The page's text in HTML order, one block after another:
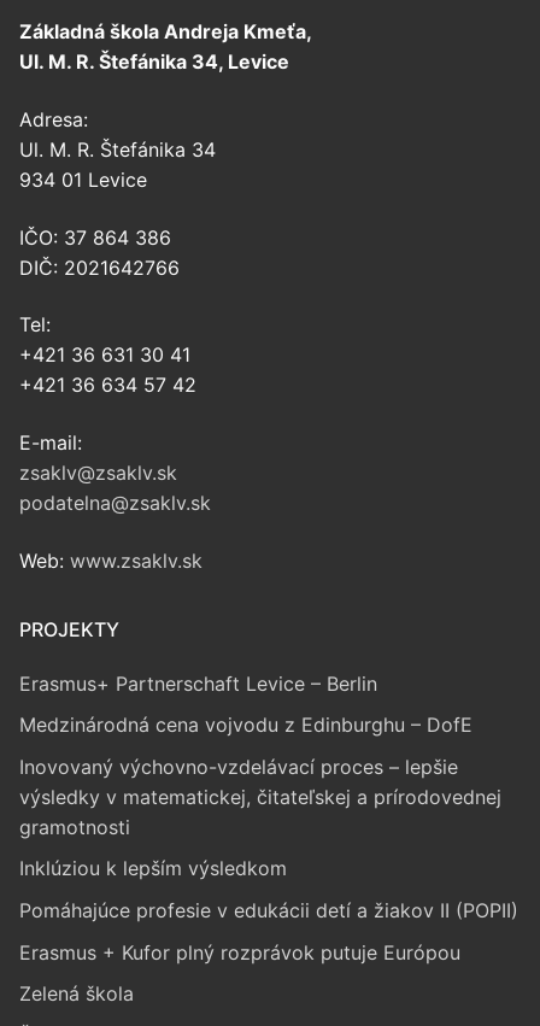
Základná škola Andreja Kmeťa,
Ul. M. R. Štefánika 34, Levice
Adresa:
Ul. M. R. Štefánika 34
934 01 Levice
IČO: 37 864 386
DIČ: 2021642766
Tel:
+421 36 631 30 41
+421 36 634 57 42
E-mail:
zsaklv@zsaklv.sk
podatelna@zsaklv.sk
Web: www.zsaklv.sk
PROJEKTY
Erasmus+ Partnerschaft Levice – Berlin
Medzinárodná cena vojvodu z Edinburghu – DofE
Inovovaný výchovno-vzdelávací proces – lepšie
výsledky v matematickej, čitateľskej a prírodovednej
gramotnosti
Inklúziou k lepším výsledkom
Pomáhajúce profesie v edukácii detí a žiakov II (POPII)
Erasmus + Kufor plný rozprávok putuje Európou
Zelená škola